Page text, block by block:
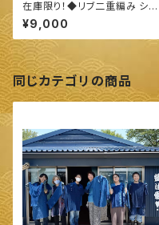
在庫限り！◆リブ二重編み シル
ク＆オーガニックコットン ロング
レッグウォーマー◆ ～100%オ
ーガニックすくも使用 醗酵建て
伊勢藍染～
¥9,000
同じカテゴリの商品